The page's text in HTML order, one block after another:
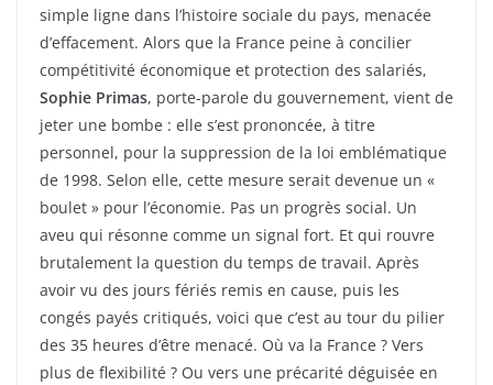
simple ligne dans l’histoire sociale du pays, menacée
d’effacement. Alors que la France peine à concilier
compétitivité économique et protection des salariés,
Sophie Primas, porte-parole du gouvernement, vient de
jeter une bombe : elle s’est prononcée, à titre
personnel, pour la suppression de la loi emblématique
de 1998. Selon elle, cette mesure serait devenue un «
boulet » pour l’économie. Pas un progrès social. Un
aveu qui résonne comme un signal fort. Et qui rouvre
brutalement la question du temps de travail. Après
avoir vu des jours fériés remis en cause, puis les
congés payés critiqués, voici que c’est au tour du pilier
des 35 heures d’être menacé. Où va la France ? Vers
plus de flexibilité ? Ou vers une précarité déguisée en